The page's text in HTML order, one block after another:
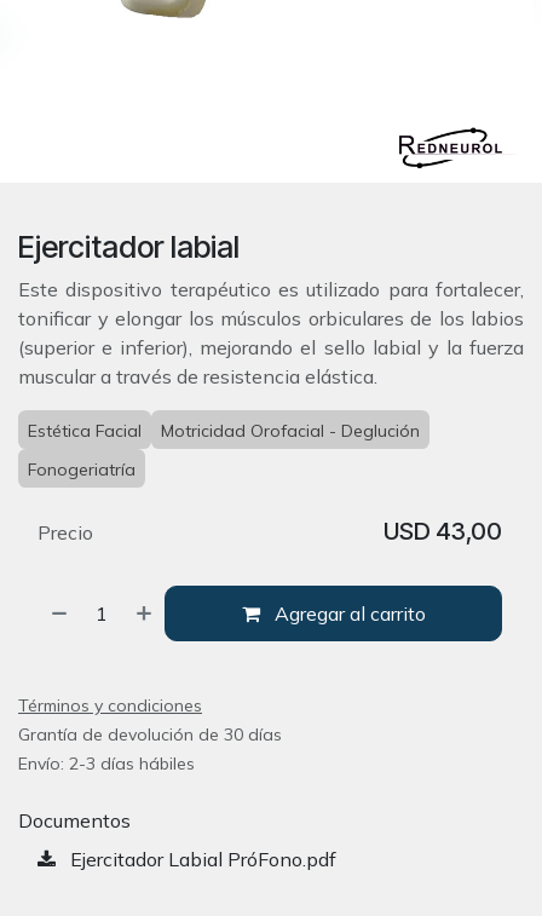
Ejercitador labial
Este dispositivo terapéutico es utilizado para fortalecer,
tonificar y elongar los músculos orbiculares de los labios
(superior e inferior), mejorando el sello labial y la fuerza
muscular a través de resistencia elástica.
Estética Facial
Motricidad Orofacial - Deglución
Fonogeriatría
Agregar al carrito
Precio USD 43,00
Términos y condiciones
Grantía de devolución de 30 días
Envío: 2-3 días hábiles
Documentos
Ejercitador Labial PróFono.pdf